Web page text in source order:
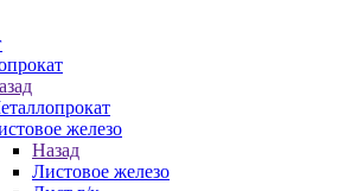
железо
Назад
Листовое железо